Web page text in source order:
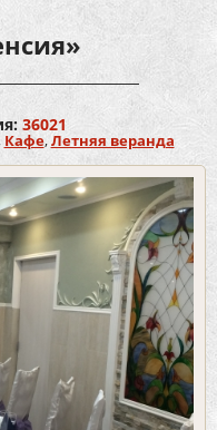
36021
Кафе,Летняя веранда